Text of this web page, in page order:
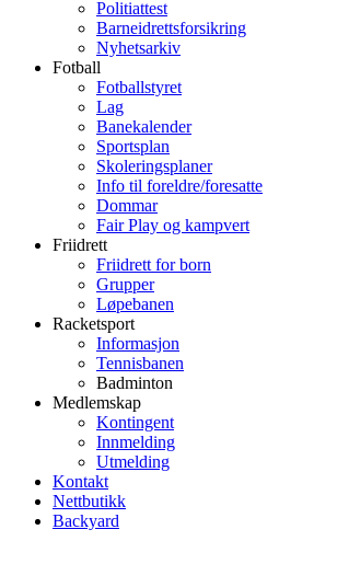
Politiattest
Barneidrettsforsikring
Nyhetsarkiv
Fotball
Fotballstyret
Lag
Banekalender
Sportsplan
Skoleringsplaner
Info til foreldre/foresatte
Dommar
Fair Play og kampvert
Friidrett
Friidrett for born
Grupper
Løpebanen
Racketsport
Informasjon
Tennisbanen
Badminton
Medlemskap
Kontingent
Innmelding
Utmelding
Kontakt
Nettbutikk
Backyard